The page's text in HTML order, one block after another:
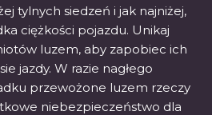
tylnych siedzeń i jak najniżej,
ciężkości pojazdu. Unikaj
luzem, aby zapobiec ich
jazdy. W razie nagłego
przewożone luzem rzeczy
niebezpieczeństwo dla